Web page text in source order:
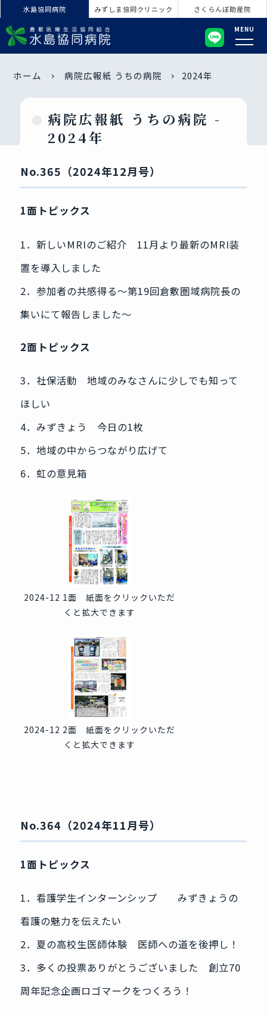
水島協同病院 みずしま協同クリニック さくらんぼ助産院
MENU
ホーム 病院広報紙 うちの病院 2024年
病院広報紙 うちの病院 -
2024年
No.365（2024年12月号）
1面トピックス
1．新しいMRIのご紹介 11月より最新のMRI装
置を導入しました
2．参加者の共感得る～第19回倉敷圏域病院長の
集いにて報告しました～
2面トピックス
3．社保活動 地域のみなさんに少しでも知って
ほしい
4．みずきょう 今日の1枚
5．地域の中からつながり広げて
6．虹の意見箱
2024-12 1面 紙面をクリックいただ
くと拡大できます
2024-12 2面 紙面をクリックいただ
くと拡大できます
No.364（2024年11月号）
1面トピックス
1．看護学生インターンシップ みずきょうの
看護の魅力を伝えたい
2．夏の高校生医師体験 医師への道を後押し！
3．多くの投票ありがとうございました 創立70
周年記念企画ロゴマークをつくろう！